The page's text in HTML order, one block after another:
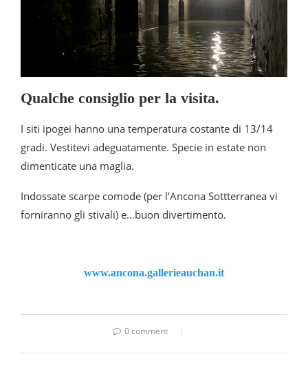
Qualche consiglio per la visita.
I siti ipogei hanno una temperatura costante di 13/14
gradi. Vestitevi adeguatamente. Specie in estate non
dimenticate una maglia.
Indossate scarpe comode (per l’Ancona Sottterranea vi
forniranno gli stivali) e…buon divertimento.
www.ancona.gallerieauchan.it
0 comment